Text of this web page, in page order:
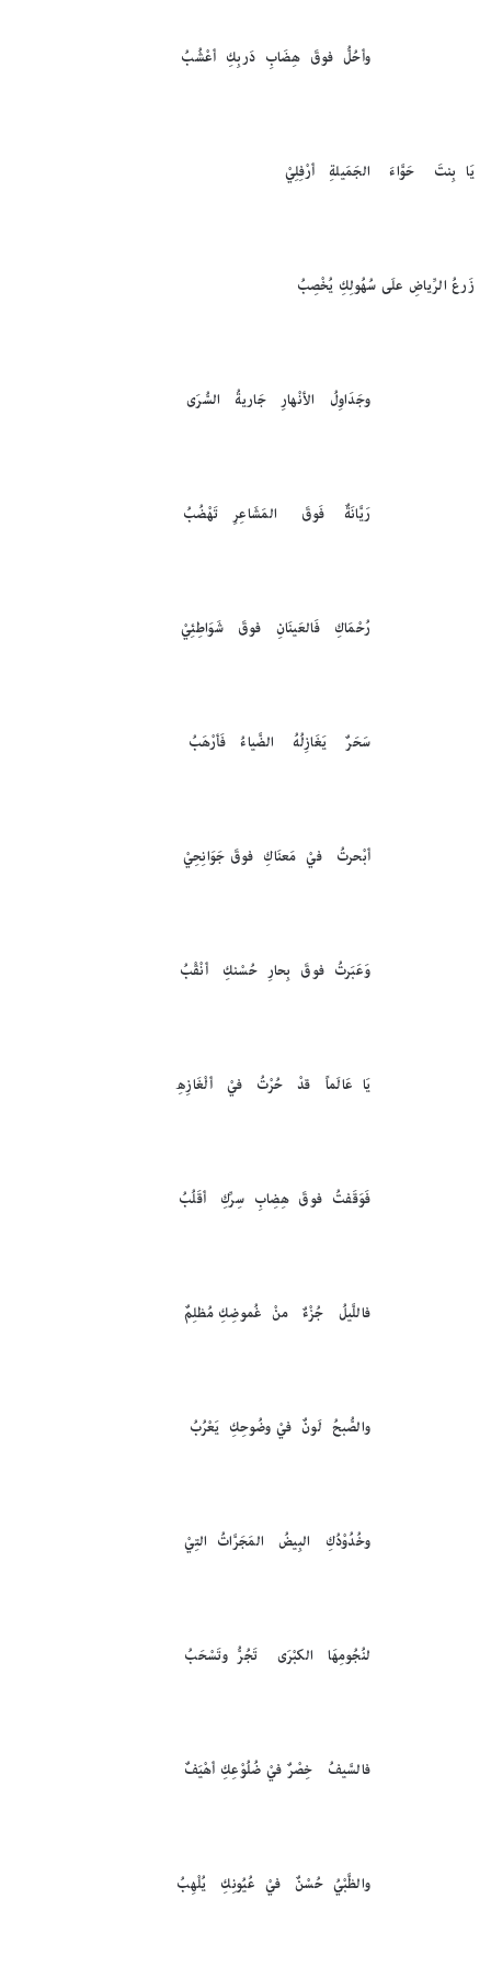
وأحُلُّ فوقَ هِضَابِ دَربِكِ أعْشُبُ
يَا بِنتَ حَوَّاءَ الجَمَيلةِ أرْفِلِيْ
زَرعُ الرِّياضِ علَى سُهُولِكِ يُخْصِبُ
وجَدَاوِلُ الأنْهارِ جَاريةُ السُّرَى
رَيَّانَةٌ فَوقَ المَشَاعِرِ تَهْضُبُ
رُحْمَاكِ فَالعَينَانِ فوقَ شَوَاطِئِيْ
سَحَرٌ يَغَازِلُهُ الضَّياءُ فَأرْهَبُ
أبْحرتُ فيْ مَعنَاكِ فوقَ جَوَانِحِيْ
وَعَبَرتُ فوقَ بِحارِ حُسْنكِ أنْقْبُ
يَا عَالَماً قدْ حُرْتُ فيْ ألْغَازِهِ
فَوَقَفتُ فوقَ هِضِابِ سِرِّكِ أقَلُبُ
فاللَّيلُ جُزْءٌ منْ غُموضِكِ مُظلِمٌ
والصُّبحُ لَونٌ فيْ وضُوحِكِ يَعْرُبُ
وخُدُوْدُكِ البِيضُ المَجَرَّاتُ التِيْ
لنُجُومِهَا الكبْرَى تَجُرُّ وتَسْحَبُ
فالسَّيفُ خِصْرٌ فيْ ضُلُوْعِكِ أهْيَفٌ
والظَّبْيُ حُسْنٌ فيْ عُيُونِكِ يُلْهِبُ